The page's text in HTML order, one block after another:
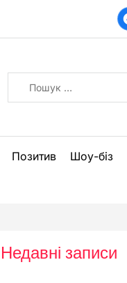
Позитив Шоу-біз
Недавні записи